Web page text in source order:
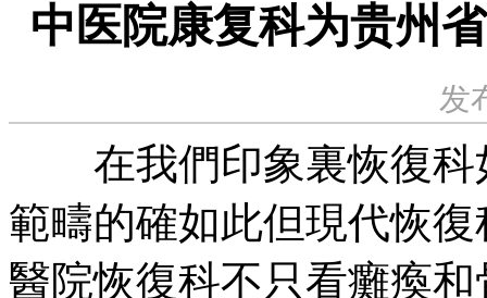
中医院康复科为贵州
发
在我們印象裏恢復科
範疇的確如此但現代恢
醫院恢復科不只看癱瘓